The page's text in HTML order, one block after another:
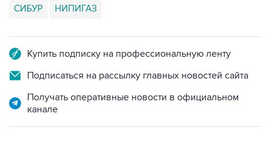
СИБУР НИПИГАЗ
Купить подписку на профессиональную ленту
Подписаться на рассылку главных новостей сайта
Получать оперативные новости в официальном
канале